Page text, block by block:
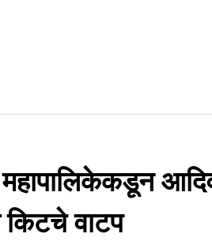
किटचे वाटप